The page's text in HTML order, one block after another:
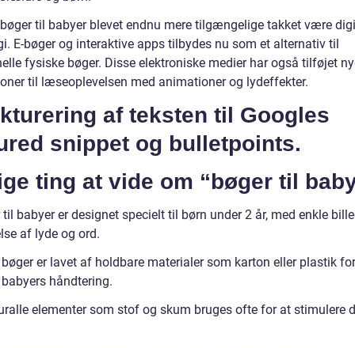
til babyer blevet endnu mere tilgængelige takket være
E-bøger og interaktive apps tilbydes nu som et alternativ til
fysiske bøger. Disse elektroniske medier har også tilføjet
til læseoplevelsen med animationer og lydeffekter.
af teksten til Googles
snippet og bulletpoints.
ting at vide om “bøger til
babyer er designet specielt til børn under 2 år, med enkle
af lyde og ord.
er lavet af holdbare materialer som karton eller plastik
håndtering.
elementer som stof og skum bruges ofte for at stimulere